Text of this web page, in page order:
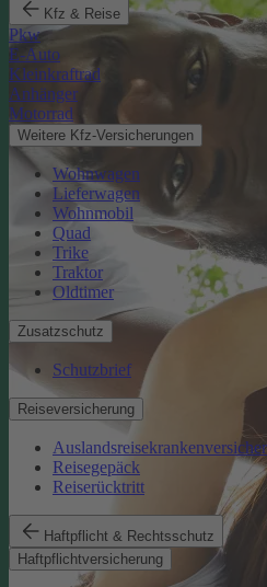
Kfz & Reise
Pkw
E-Auto
Kleinkraftrad
Anhänger
Motorrad
Weitere Kfz-Versicherungen
Wohnwagen
Lieferwagen
Wohnmobil
Quad
Trike
Traktor
Oldtimer
Zusatzschutz
Schutzbrief
Reiseversicherung
Reisegepäck
Reiserücktritt
Haftpflicht & Rechtsschutz
Haftpflichtversicherung